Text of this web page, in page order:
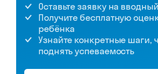
Оставьте заявку на
Получите бесплатную
ребёнка
Узнайте конкретные шаги,
поднять успеваемость